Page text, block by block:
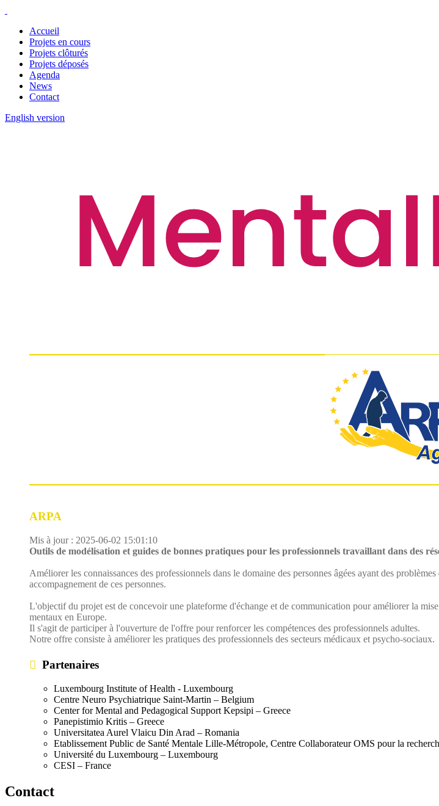
Accueil
Projets en cours
Projets clôturés
Projets déposés
Agenda
News
Contact
English version
ARPA
Mis à jour : 2025-06-02 15:01:10
Outils de modélisation et guides de bonnes pratiques pour les professionnels travaillant dans des
Améliorer les connaissances des professionnels dans le domaine des personnes âgées ayant des
accompagnement de ces personnes.
L'objectif du projet est de concevoir une plateforme d'échange et de communication pour améliorer la
mentaux en Europe.
Il s'agit de participer à l'ouverture de l'offre pour renforcer les compétences des professionnels adultes.
Notre offre consiste à améliorer les pratiques des professionnels des secteurs médicaux et psycho-sociaux.
Partenaires
Luxembourg Institute of Health - Luxembourg
Centre Neuro Psychiatrique Saint-Martin – Belgium
Center for Mental and Pedagogical Support Kepsipi – Greece
Panepistimio Kritis – Greece
Universitatea Aurel Vlaicu Din Arad – Romania
Etablissement Public de Santé Mentale Lille-Métropole, Centre Collaborateur OMS pour la
Université du Luxembourg – Luxembourg
CESI – France
Contact